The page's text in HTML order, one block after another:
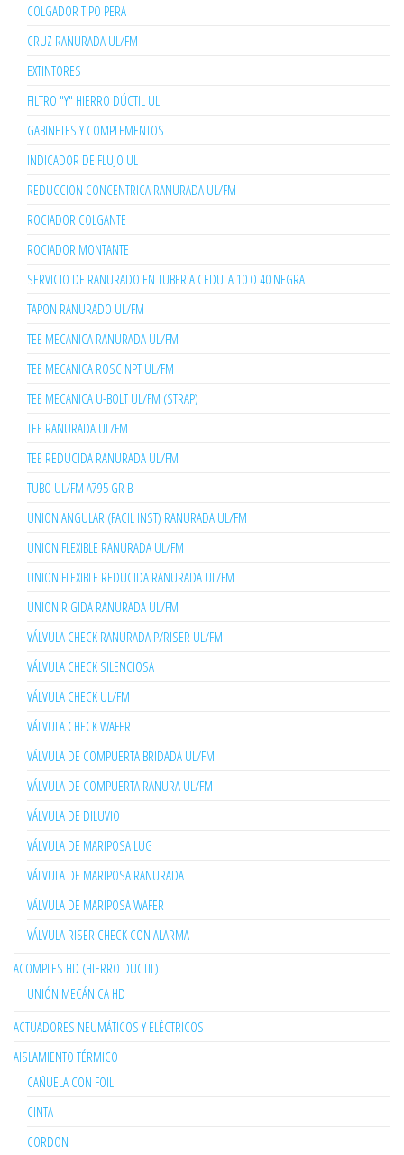
COLGADOR TIPO PERA
CRUZ RANURADA UL/FM
EXTINTORES
FILTRO "Y" HIERRO DÚCTIL UL
GABINETES Y COMPLEMENTOS
INDICADOR DE FLUJO UL
REDUCCION CONCENTRICA RANURADA UL/FM
ROCIADOR COLGANTE
ROCIADOR MONTANTE
SERVICIO DE RANURADO EN TUBERIA CEDULA 10 O 40 NEGRA
TAPON RANURADO UL/FM
TEE MECANICA RANURADA UL/FM
TEE MECANICA ROSC NPT UL/FM
TEE MECANICA U-BOLT UL/FM (STRAP)
TEE RANURADA UL/FM
TEE REDUCIDA RANURADA UL/FM
TUBO UL/FM A795 GR B
UNION ANGULAR (FACIL INST) RANURADA UL/FM
UNION FLEXIBLE RANURADA UL/FM
UNION FLEXIBLE REDUCIDA RANURADA UL/FM
UNION RIGIDA RANURADA UL/FM
VÁLVULA CHECK RANURADA P/RISER UL/FM
VÁLVULA CHECK SILENCIOSA
VÁLVULA CHECK UL/FM
VÁLVULA CHECK WAFER
VÁLVULA DE COMPUERTA BRIDADA UL/FM
VÁLVULA DE COMPUERTA RANURA UL/FM
VÁLVULA DE DILUVIO
VÁLVULA DE MARIPOSA LUG
VÁLVULA DE MARIPOSA RANURADA
VÁLVULA DE MARIPOSA WAFER
VÁLVULA RISER CHECK CON ALARMA
ACOMPLES HD (HIERRO DUCTIL)
UNIÓN MECÁNICA HD
ACTUADORES NEUMÁTICOS Y ELÉCTRICOS
AISLAMIENTO TÉRMICO
CAÑUELA CON FOIL
CINTA
CORDON